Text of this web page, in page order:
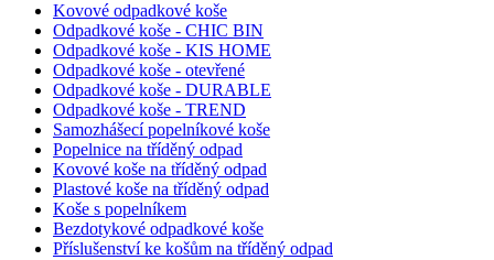
Kovové odpadkové koše
Odpadkové koše - CHIC BIN
Odpadkové koše - KIS HOME
Odpadkové koše - otevřené
Odpadkové koše - DURABLE
Odpadkové koše - TREND
Samozhášecí popelníkové koše
Popelnice na tříděný odpad
Kovové koše na tříděný odpad
Plastové koše na tříděný odpad
Koše s popelníkem
Bezdotykové odpadkové koše
Příslušenství ke košům na tříděný odpad